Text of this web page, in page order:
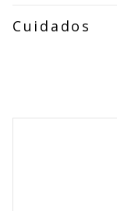
Cuidados